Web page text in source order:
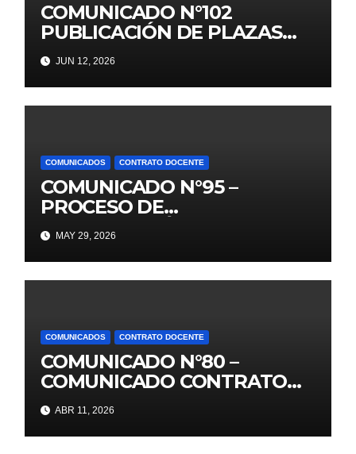
COMUNICADO N°102
PUBLICACIÓN DE PLAZAS
VACANTES PARA ETAPA PUN
EBR SECUNDARIA
JUN 12, 2026
COMUNICADOS CONTRATO DOCENTE
COMUNICADO N°95 –
PROCESO DE
CONTRATACIÒN DOCENTE
2026 – PUBLICACIÒN DE
PLAZAS VACANTES PARA
ETAPA PUN Y EVALUACIÒN
PRIMARIA Y SECUNDARIA
MAY 29, 2026
COMUNICADOS CONTRATO DOCENTE
COMUNICADO N°80 –
COMUNICADO CONTRATO
DOCENTE 2026
PUBLICACIÓN RESULTADOS
PRELIMINARES
ABR 11, 2026